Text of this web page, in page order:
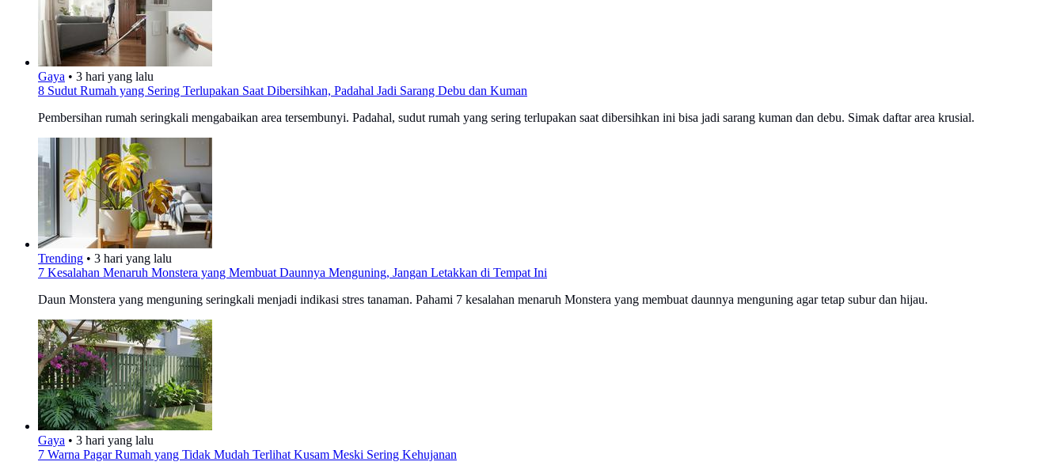
Gaya • 3 hari yang lalu
8 Sudut Rumah yang Sering Terlupakan Saat Dibersihkan, Padahal Jadi Sarang Debu dan Kuman
Pembersihan rumah seringkali mengabaikan area tersembunyi. Padahal, sudut rumah yang sering terlupakan saat dibersihkan ini bisa jadi sarang kuman dan debu. Simak daftar area krusial.
Trending • 3 hari yang lalu
7 Kesalahan Menaruh Monstera yang Membuat Daunnya Menguning, Jangan Letakkan di Tempat Ini
Daun Monstera yang menguning seringkali menjadi indikasi stres tanaman. Pahami 7 kesalahan menaruh Monstera yang membuat daunnya menguning agar tetap subur dan hijau.
Gaya • 3 hari yang lalu
7 Warna Pagar Rumah yang Tidak Mudah Terlihat Kusam Meski Sering Kehujanan